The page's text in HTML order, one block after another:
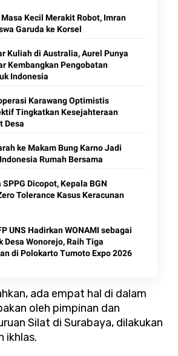
Kecil Merakit Robot, Imran
Garuda ke Korsel
Kuliah di Australia, Aurel Punya
Kembangkan Pengobatan
Indonesia
Karawang Optimistis
Tingkatkan Kesejahteraan
Desa
ke Makam Bung Karno Jadi
Rumah Bersama
SPPG Dicopot, Kepala BGN
Tolerance Kasus Keracunan
UNS Hadirkan WONAMI sebagai
Desa Wonorejo, Raih Tiga
di Polokarto Tumoto Expo 2026
ada empat hal di dalam
oleh pimpinan dan
Silat di Surabaya, dilakukan
ikhlas.